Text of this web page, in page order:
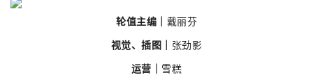
轮值主编｜ 戴丽芬
视觉、插图｜ 张劲影
运营｜ 雪糕